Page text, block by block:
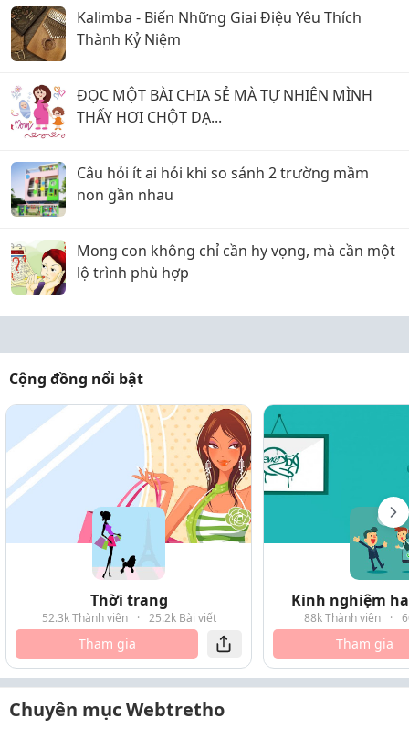
Kalimba - Biến Những Giai Điệu Yêu Thích
Thành Kỷ Niệm
ĐỌC MỘT BÀI CHIA SẺ MÀ TỰ NHIÊN MÌNH
THẤY HƠI CHỘT DẠ...
Câu hỏi ít ai hỏi khi so sánh 2 trường mầm
non gần nhau
Mong con không chỉ cần hy vọng, mà cần một
lộ trình phù hợp
Cộng đồng nổi bật
Thời trang
52.3k Thành viên · 25.2k Bài viết
Tham gia
Kinh nghiệm
88k Thành viên ·
Tham gia
Chuyên mục Webtretho